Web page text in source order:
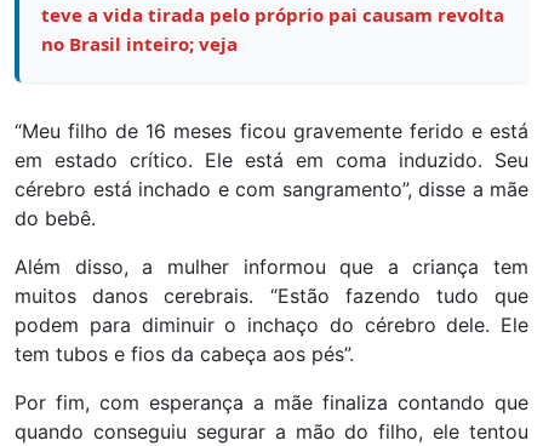
teve a vida tirada pelo próprio pai causam revolta
no Brasil inteiro; veja
“Meu filho de 16 meses ficou gravemente ferido e está
em estado crítico. Ele está em coma induzido. Seu
cérebro está inchado e com sangramento”, disse a mãe
do bebê.
Além disso, a mulher informou que a criança tem
muitos danos cerebrais. “Estão fazendo tudo que
podem para diminuir o inchaço do cérebro dele. Ele
tem tubos e fios da cabeça aos pés”.
Por fim, com esperança a mãe finaliza contando que
quando conseguiu segurar a mão do filho, ele tentou